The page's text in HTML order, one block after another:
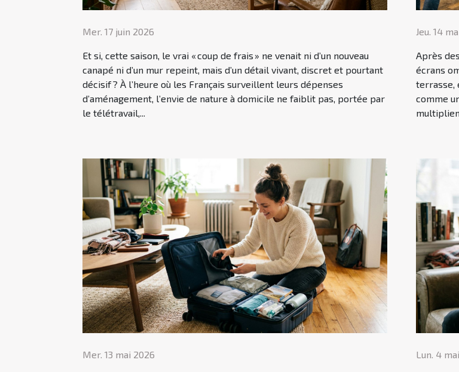
Mer. 17 juin 2026
Et si, cette saison, le vrai « coup de frais » ne venait ni d’un nouveau
canapé ni d’un mur repeint, mais d’un détail vivant, discret et pourtant
décisif ? À l’heure où les Français surveillent leurs dépenses
d’aménagement, l’envie de nature à domicile ne faiblit pas, portée par
le télétravail,...
Jeu. 14
Après
écrans
terrasse,
comme
Mer. 13 mai 2026 Lun. 4